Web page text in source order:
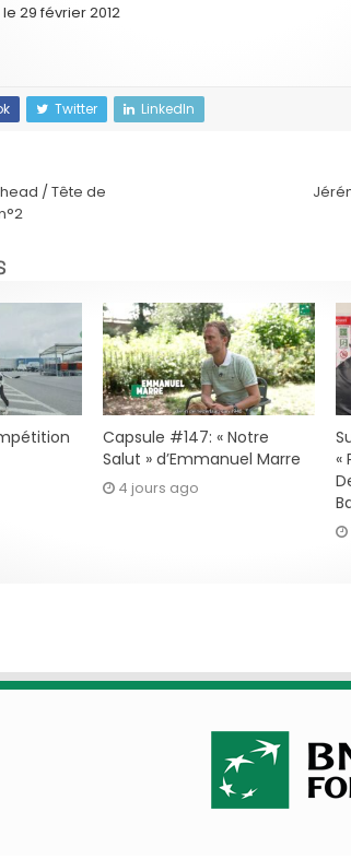
29 février 2012
Twitter LinkedIn
/ Tête de
Capsule #147: « Notre
Salut » d’Emmanuel Marre
4 jours ago
«